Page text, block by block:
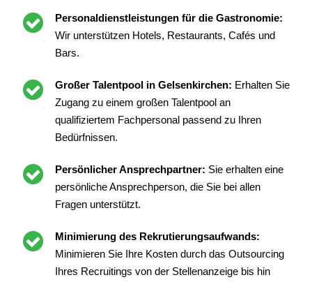
Personaldienstleistungen für die Gastronomie:
Wir unterstützen Hotels, Restaurants, Cafés und
Bars.
Großer Talentpool in Gelsenkirchen: Erhalten Sie
Zugang zu einem großen Talentpool an
qualifiziertem Fachpersonal passend zu Ihren
Bedürfnissen.
Persönlicher Ansprechpartner: Sie erhalten eine
persönliche Ansprechperson, die Sie bei allen
Fragen unterstützt.
Minimierung des Rekrutierungsaufwands:
Minimieren Sie Ihre Kosten durch das Outsourcing
Ihres Recruitings von der Stellenanzeige bis hin